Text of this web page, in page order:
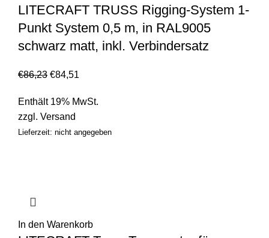
LITECRAFT TRUSS Rigging-System 1-
Punkt System 0,5 m, in RAL9005
schwarz matt, inkl. Verbindersatz
€86,23 €84,51
Enthält 19% MwSt.
zzgl. Versand
Lieferzeit: nicht angegeben
In den Warenkorb